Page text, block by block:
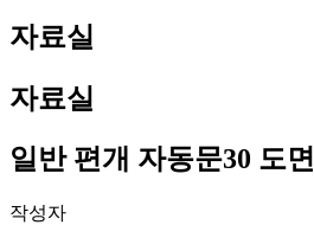
자료실
자료실
일반 편개 자동문30 도면
작성자